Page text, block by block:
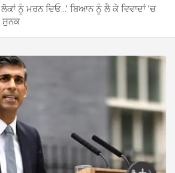
ਨੂੰ ਮਰਨ ਦਿਓ…’ ਬਿਆਨ ਨੂੰ ਲੈ ਕੇ ਵਿਵਾਦਾਂ ’ਚ
ਸੁਨਕ